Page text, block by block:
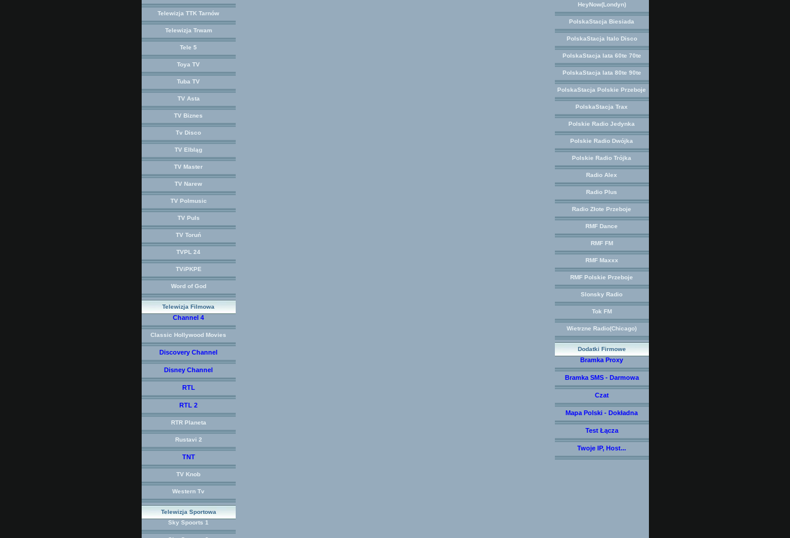
Telewizja TTK Tarnów
Telewizja Trwam
Tele 5
Toya TV
Tuba TV
TV Asta
TV Biznes
Tv Disco
TV Elbląg
TV Master
TV Narew
TV Polmusic
TV Puls
TV Toruń
TVPL 24
TViPKPE
Word of God
Telewizja Filmowa
Channel 4
Classic Hollywood Movies
Discovery Channel
Disney Channel
RTL
RTL 2
RTR Planeta
Rustavi 2
TNT
TV Knob
Western Tv
Telewizja Sportowa
Sky Spoorts 1
HeyNow(Londyn)
PolskaStacja Biesiada
PolskaStacja Italo Disco
PolskaStacja lata 60te 70te
PolskaStacja lata 80te 90te
PolskaStacja Polskie Przeboje
PolskaStacja Trax
Polskie Radio Jedynka
Polskie Radio Dwójka
Polskie Radio Trójka
Radio Alex
Radio Plus
Radio Złote Przeboje
RMF Dance
RMF FM
RMF Maxxx
RMF Polskie Przeboje
Slonsky Radio
Tok FM
Wietrzne Radio(Chicago)
Dodatki Firmowe
Bramka Proxy
Bramka SMS - Darmowa
Czat
Mapa Polski - Dokładna
Test Łącza
Twoje IP, Host...